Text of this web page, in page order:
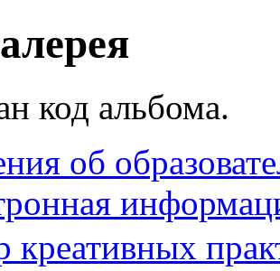
код альбома.
об
креативных